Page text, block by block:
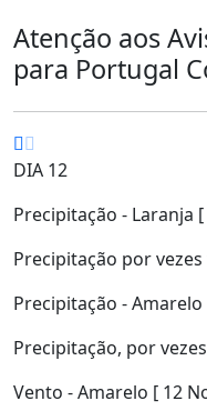
Atenção aos
para Portugal
DIA 12
Precipitação - Laranja
Precipitação por
Precipitação - Amarelo
Precipitação, por
Vento - Amarelo [ 12